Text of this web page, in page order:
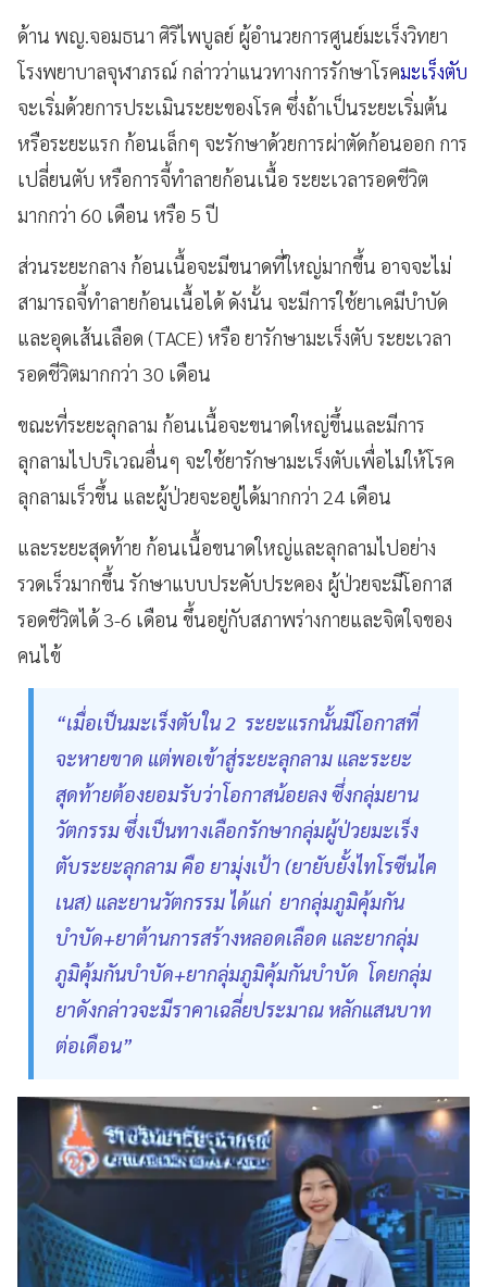
ด้าน พญ.จอมธนา ศิริไพบูลย์ ผู้อำนวยการศูนย์มะเร็งวิทยา
โรงพยาบาลจุฬาภรณ์ กล่าวว่าแนวทางการรักษาโรคมะเร็งตับ
จะเริ่มด้วยการประเมินระยะของโรค ซึ่งถ้าเป็นระยะเริ่มต้น
หรือระยะแรก ก้อนเล็กๆ จะรักษาด้วยการผ่าตัดก้อนออก การ
เปลี่ยนตับ หรือการจี้ทำลายก้อนเนื้อ ระยะเวลารอดชีวิต
มากกว่า 60 เดือน หรือ 5 ปี
ส่วนระยะกลาง ก้อนเนื้อจะมีขนาดที่ใหญ่มากขึ้น อาจจะไม่
สามารถจี้ทำลายก้อนเนื้อได้ ดังนั้น จะมีการใช้ยาเคมีบำบัด
และอุดเส้นเลือด (TACE) หรือ ยารักษามะเร็งตับ ระยะเวลา
รอดชีวิตมากกว่า 30 เดือน
ขณะที่ระยะลุกลาม ก้อนเนื้อจะขนาดใหญ่ขึ้นและมีการ
ลุกลามไปบริเวณอื่นๆ จะใช้ยารักษามะเร็งตับเพื่อไม่ให้โรค
ลุกลามเร็วขึ้น และผู้ป่วยจะอยู่ได้มากกว่า 24 เดือน
และระยะสุดท้าย ก้อนเนื้อขนาดใหญ่และลุกลามไปอย่าง
รวดเร็วมากขึ้น รักษาแบบประคับประคอง ผู้ป่วยจะมีโอกาส
รอดชีวิตได้ 3-6 เดือน ขึ้นอยู่กับสภาพร่างกายและจิตใจของ
คนไข้
“เมื่อเป็นมะเร็งตับใน 2 ระยะแรกนั้นมีโอกาสที่
จะหายขาด แต่พอเข้าสู่ระยะลุกลาม และระยะ
สุดท้ายต้องยอมรับว่าโอกาสน้อยลง ซึ่งกลุ่มยาน
วัตกรรม ซึ่งเป็นทางเลือกรักษากลุ่มผู้ป่วยมะเร็ง
ตับระยะลุกลาม คือ ยามุ่งเป้า (ยายับยั้งไทโรซีนไค
เนส) และยานวัตกรรม ได้แก่ ยากลุ่มภูมิคุ้มกัน
บำบัด+ยาต้านการสร้างหลอดเลือด และยากลุ่ม
ภูมิคุ้มกันบำบัด+ยากลุ่มภูมิคุ้มกันบำบัด โดยกลุ่ม
ยาดังกล่าวจะมีราคาเฉลี่ยประมาณ หลักแสนบาท
ต่อเดือน”